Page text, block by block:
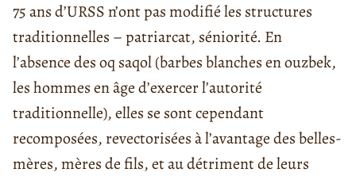
75 ans d’URSS n’ont pas modifié les structures
traditionnelles – patriarcat, séniorité. En
l’absence des oq saqol (barbes blanches en ouzbek,
les hommes en âge d’exercer l’autorité
traditionnelle), elles se sont cependant
recomposées, revectorisées à l’avantage des belles-
mères, mères de fils, et au détriment de leurs